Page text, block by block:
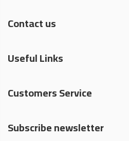
Contact us
Useful Links
Customers Service
Subscribe newsletter